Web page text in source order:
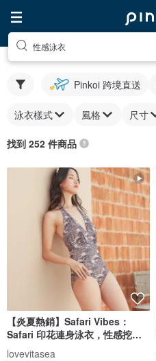
性感泳衣
Pinkoi 跨境直送
泳衣樣式 風格 尺寸
找到 252 件商品
【炎夏熱銷】Safari Vibes：
Safari 印花連身泳衣，性感挖空
設計
lovevitasea